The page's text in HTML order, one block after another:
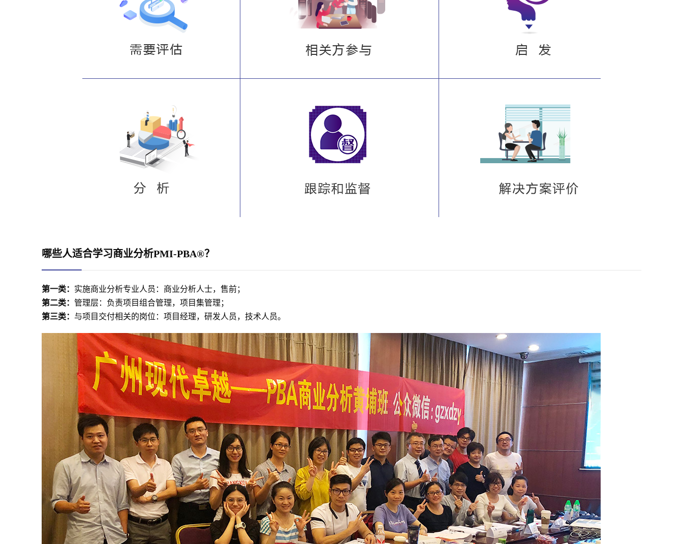
哪些人适合学习商业分析PMI-PBA®？
第一类： 实施商业分析专业人员：商业分析人士，售前；
第二类： 管理层：负责项目组合管理，项目集管理；
第三类： 与项目交付相关的岗位：项目经理，研发人员，技术人员。